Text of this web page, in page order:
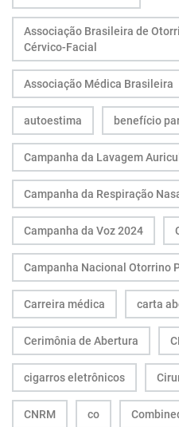
Associação Brasileira de
Cérvico-Facial
Associação Médica Brasileira
autoestima benefício
Campanha da Lavagem
Campanha da Respiração
Campanha da Voz 2024
Campanha Nacional Otorrino
Carreira médica carta
Cerimônia de Abertura
cigarros eletrônicos
CNRM co